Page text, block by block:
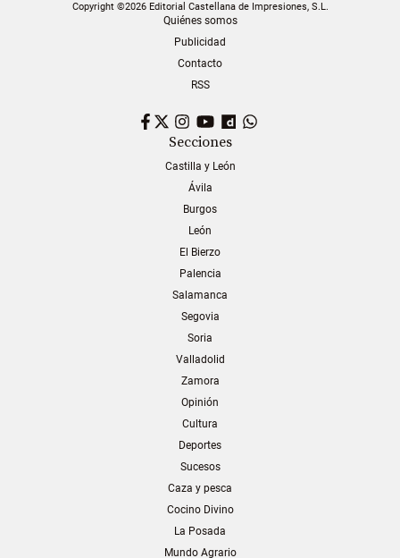
Copyright ©2026 Editorial Castellana de Impresiones, S.L.
Quiénes somos
Publicidad
Contacto
RSS
Facebook
TwitterInstagram
YouTubeDailymotion
Secciones
Castilla y León
Ávila
Burgos
León
El Bierzo
Palencia
Salamanca
Segovia
Soria
Valladolid
Zamora
Opinión
Cultura
Deportes
Sucesos
Caza y pesca
Cocino Divino
La Posada
Mundo Agrario